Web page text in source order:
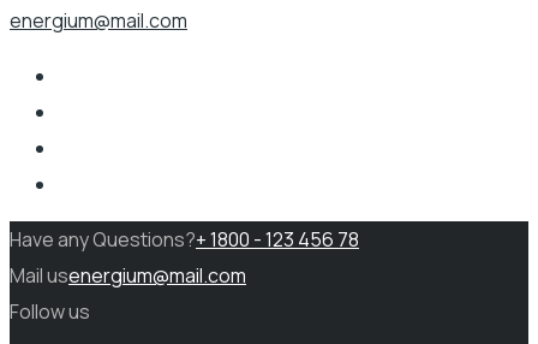
energium@mail.com
Have any Questions?+ 1800 - 123 456 78
Mail usenergium@mail.com
Follow us